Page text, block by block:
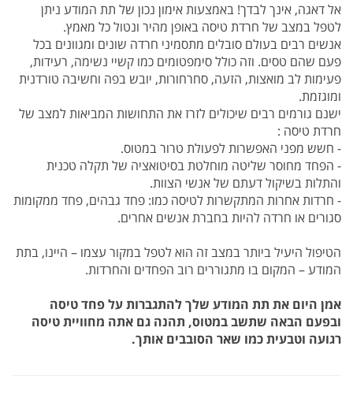
אל דאגה, אינך לבדך! באמצעות אימון נכון של תת המודע ניתן
לטפל במצב של חרדת טיסה באופן מהיר ונטול כל מאמץ.
אנשים רבים בעולם סובלים מתסמיני חרדה שונים ומגוונים בכל
פעם שהם טסים. וזה כולל סימפטומים כמו קשיי נשימה, רעידות,
פעימות לב מואצות, הזעה, סחרחורות, יובש בפה וחשיבה טורדנית
ומוגזמת.
ישנם גורמים רבים שיכולים לזרז את התחושות המביאות למצב של
חרדת טיסה :
- חשש מפני האפשרות לפעולת טרור במטוס.
- הפחד מחוסר שליטה מוחלטת בסיטואציה של תקלה טכנית
והתלות בשיקול דעתם של אנשי הצוות.
- חרדות אחרות המתקשרות לטיסה כמו: פחד גבהים, פחד ממקומות
סגורים או חרדה להיות בחברת אנשים אחרים.
הטיפול היעיל ביותר במצב זה הוא לטפל במקור עצמו – היינו, בתת
המודע – המקום בו מתגוררים רוב הפחדים והחרדות.
אמן היום את תת המודע שלך להתגברות על פחד טיסה
ובפעם הבאה שתשב במטוס, תהנה גם אתה מחוויית טיסה
רגועה וטבעית כמו שאר הסובבים אותך.